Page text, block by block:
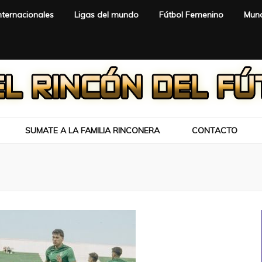
Ligas del mundo Fútbol Femenino
SUMATE A LA FAMILIA RINCONERA CONTACTO